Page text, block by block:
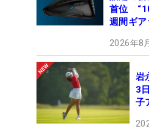
首位
週間ギ
2026年8
岩
3
子